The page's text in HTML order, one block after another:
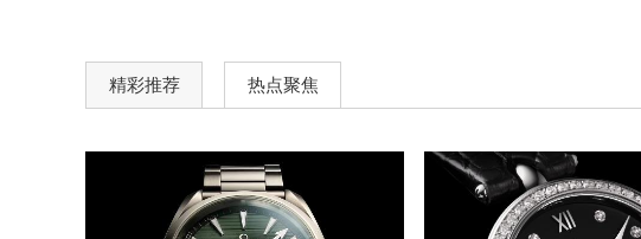
精彩推荐 热点聚焦